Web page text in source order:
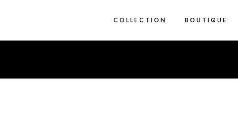
COLLECTION
2 pièces
BOUTIQUE